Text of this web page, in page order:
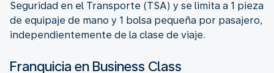
Seguridad en el Transporte (TSA) y se limita a 1 pieza
de equipaje de mano y 1 bolsa pequeña por pasajero,
independientemente de la clase de viaje.
Franquicia en Business Class